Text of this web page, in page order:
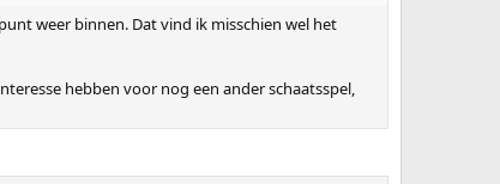
weer binnen. Dat vind ik misschien wel het
hebben voor nog een ander schaatsspel,